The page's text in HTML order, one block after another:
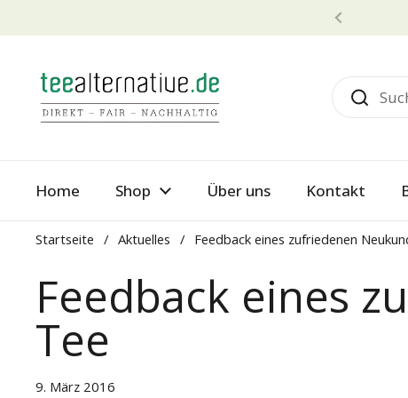
Zurück
Home Shop Über uns Kontakt
Startseite / Aktuelles / Feedback eines zufriedenen
Feedback eines
Tee
9. März 2016